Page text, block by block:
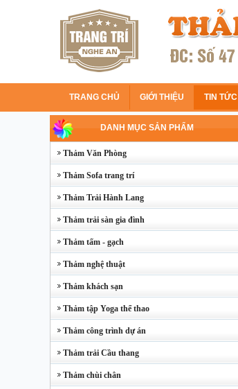
TRANG CHỦ GIỚI THIỆU TIN TỨC
DANH MỤC SẢN PHẨM
Thảm Văn Phòng
Thảm Sofa trang trí
Thảm Trải Hành Lang
Thảm trải sàn gia đình
Thảm tấm - gạch
Thảm nghệ thuật
Thảm khách sạn
Thảm tập Yoga thể thao
Thảm công trình dự án
Thảm trải Cầu thang
Thảm chùi chân